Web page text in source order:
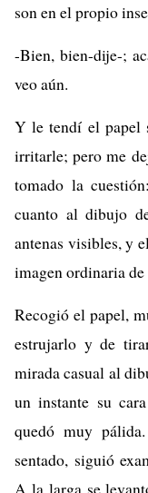
son en el propio
-Bien, bien-dije-;
veo aún.
Y le tendí el papel
irritarle; pero me
tomado la
cuanto al dibujo
antenas visibles, y
imagen ordinaria de
Recogió el papel,
estrujarlo y de
mirada casual al
un instante su
quedó muy
sentado, siguió
A la larga se